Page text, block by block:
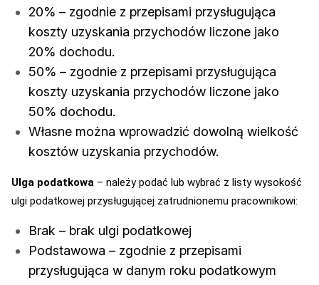
20% – zgodnie z przepisami przysługująca
koszty uzyskania przychodów liczone jako
20% dochodu.
50% – zgodnie z przepisami przysługująca
koszty uzyskania przychodów liczone jako
50% dochodu.
Własne można wprowadzić dowolną wielkość
kosztów uzyskania przychodów.
Ulga podatkowa – należy podać lub wybrać z listy wysokość
ulgi podatkowej przysługującej zatrudnionemu pracownikowi:
Brak – brak ulgi podatkowej
Podstawowa – zgodnie z przepisami
przysługująca w danym roku podatkowym